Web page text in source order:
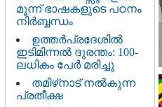
മൂന്ന് ഭാഷകളുടെ പഠനം
നിർബ്ബന്ധം
ഉത്തർപ്രദേശിൽ
ഇടിമിന്നൽ ദുരന്തം: 100-
ലധികം പേർ മരിച്ചു
തമിഴ്‌നാട് നൽകുന്ന
പ്രതീക്ഷ